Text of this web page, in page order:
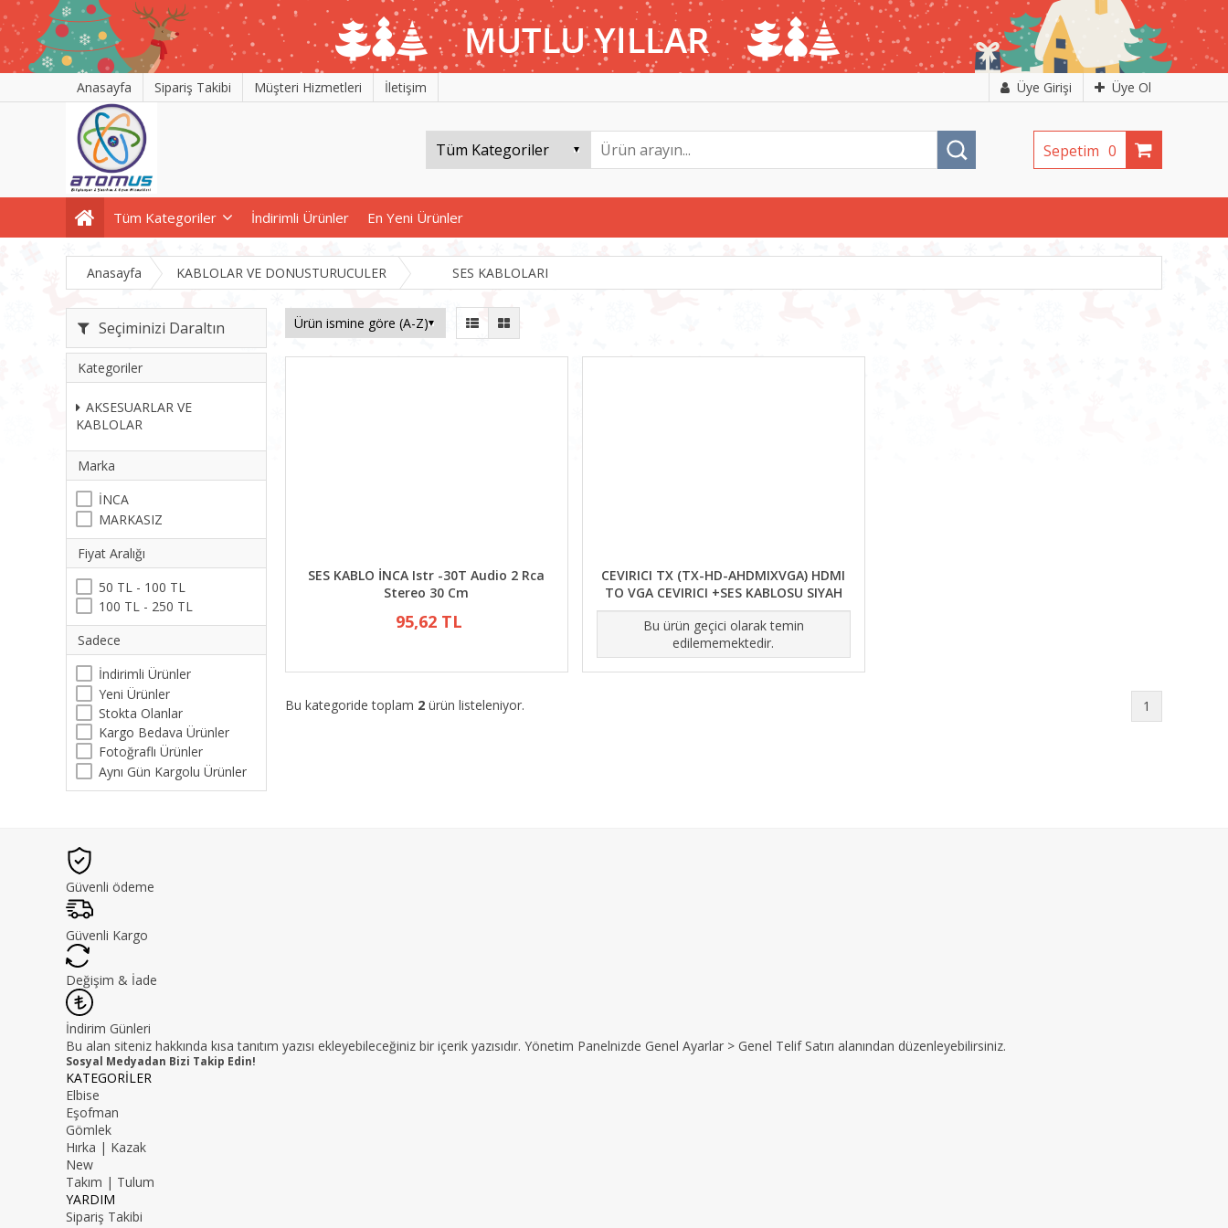
Anasayfa Sipariş Takibi Müşteri Hizmetleri İletişim Üye Girişi Üye Ol
Sepetim 0
Tüm Kategoriler İndirimli Ürünler En Yeni Ürünler
Anasayfa KABLOLAR VE DONUSTURUCULER SES KABLOLARI
Seçiminizi Daraltın
Kategoriler
AKSESUARLAR VE
KABLOLAR
Marka
İNCA
MARKASIZ
Fiyat Aralığı
50 TL - 100 TL
100 TL - 250 TL
Sadece
İndirimli Ürünler
Yeni Ürünler
Stokta Olanlar
Kargo Bedava Ürünler
Fotoğraflı Ürünler
Aynı Gün Kargolu Ürünler
SES KABLO İNCA Istr -30T Audio 2 Rca
Stereo 30 Cm
95,62 TL
CEVIRICI TX (TX-HD-AHDMIXVGA) HDMI
TO VGA CEVIRICI +SES KABLOSU SIYAH
Bu ürün geçici olarak temin
edilememektedir.
Bu kategoride toplam 2 ürün listeleniyor. 1
Güvenli ödeme
Güvenli Kargo
Değişim & İade
İndirim Günleri
Bu alan siteniz hakkında kısa tanıtım yazısı ekleyebileceğiniz bir içerik yazısıdır. Yönetim Panelnizde Genel Ayarlar > Genel Telif Satırı alanından düzenleyebilirsiniz.
Sosyal Medyadan Bizi Takip Edin!
KATEGORİLER
Elbise
Eşofman
Gömlek
Hırka | Kazak
New
Takım | Tulum
YARDIM
Sipariş Takibi